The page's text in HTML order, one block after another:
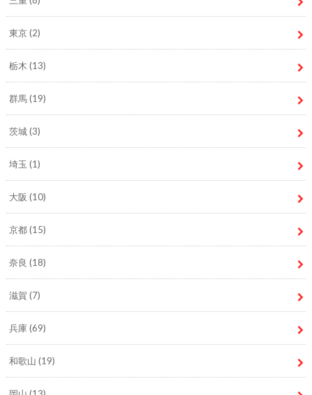
東京(2)
栃木 (13)
群馬(19)
茨城(3)
埼玉 (1)
大阪 (10)
京都(15)
奈良 (18)
滋賀 (7)
兵庫(69)
和歌山 (19)